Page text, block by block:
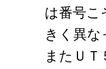
は番号こ
きく異
またＵ